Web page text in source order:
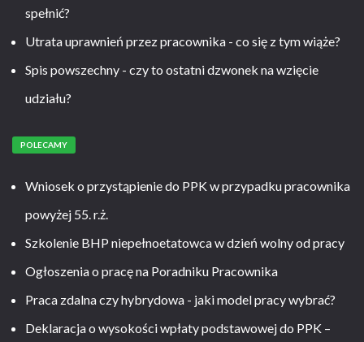
spełnić?
Utrata uprawnień przez pracownika - co się z tym wiąże?
Spis powszechny - czy to ostatni dzwonek na wzięcie
udziału?
POLECAMY
Wniosek o przystąpienie do PPK w przypadku pracownika
powyżej 55. r.ż.
Szkolenie BHP niepełnoetatowca w dzień wolny od pracy
Ogłoszenia o pracę na Poradniku Pracownika
Praca zdalna czy hybrydowa - jaki model pracy wybrać?
Deklaracja o wysokości wpłaty podstawowej do PPK –